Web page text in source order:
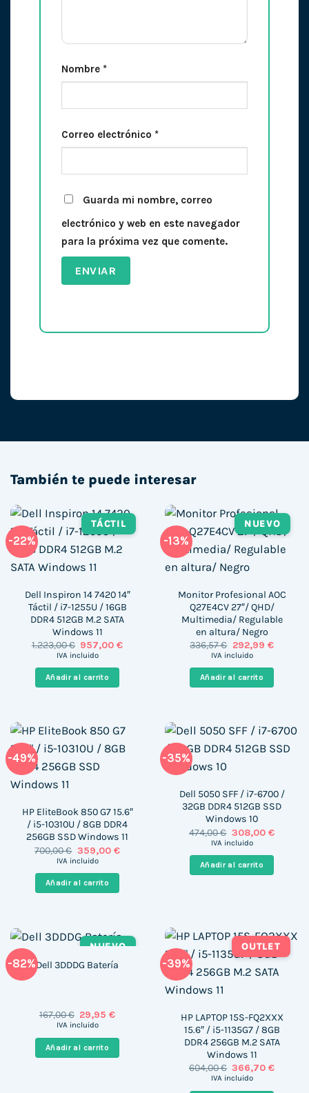
Nombre *
Correo electrónico *
Guarda mi nombre, correo
electrónico y web en este navegador
para la próxima vez que comente.
También te puede interesar
-22%
TÁCTIL
Dell Inspiron 14 7420 14″
Táctil / i7-1255U / 16GB
DDR4 512GB M.2 SATA
Windows 11
1.223,00€ El
precio
era:
1.223,00 €.
957,00€El
IVA incluido
Añadir al carrito
-13%
NUEVO
Monitor Profesional AOC
Q27E4CV 27″/ QHD/
Multimedia/ Regulable
en altura/ Negro
336,57€ El
precio
era:
336,57 €.
292,99 €El
es:
292,99
IVA incluido
Añadir al carrito
-49%
HP EliteBook 850 G7 15.6″
/ i5-10310U / 8GB DDR4
256GB SSD Windows 11
700,00€ El
precio
era:
700,00 €.
359,00 €El
es:
359,00 €.
IVA incluido
Añadir al carrito
-35%
Dell 5050 SFF / i7-6700 /
32GB DDR4 512GB SSD
Windows 10
474,00€ El
precio
era:
474,00 €.
308,00 €El
es:
308,00
IVA incluido
Añadir al carrito
-82%
NUEVO
Dell 3DDDG Batería
167,00€ El
precio
era:
167,00 €.
29,95€El
es:
29,95 €.
IVA incluido
Añadir al carrito
-39%
OUTLET
HP LAPTOP 15S-FQ2XXX
15.6″ / i5-1135G7 / 8GB
DDR4 256GB M.2 SATA
Windows 11
604,00€ El
precio
366,70€El
IVA incluido